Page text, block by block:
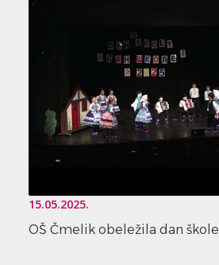
15.05.2025.
OŠ Čmelik obeležila dan škole